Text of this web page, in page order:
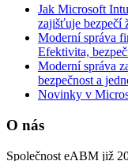
Jak Microsoft
zajišťuje bezpečí
Moderní správa
Efektivita,
Moderní správa
bezpečnost a
Novinky v
O nás
Společnost eABM již